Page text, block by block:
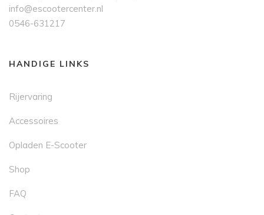
info@escootercenter.nl
0546-631217
HANDIGE LINKS
Rijervaring
Accessoires
Opladen E-Scooter
Shop
FAQ